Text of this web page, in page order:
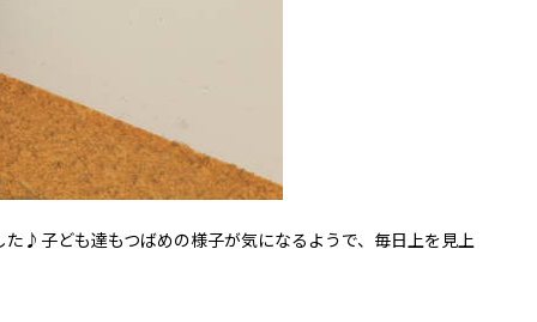
♪子ども達もつばめの様子が気になるようで、毎日上を見上